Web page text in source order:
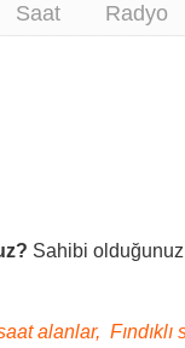
Saat Radyo
Sahibi
alanlar, Fındıklı